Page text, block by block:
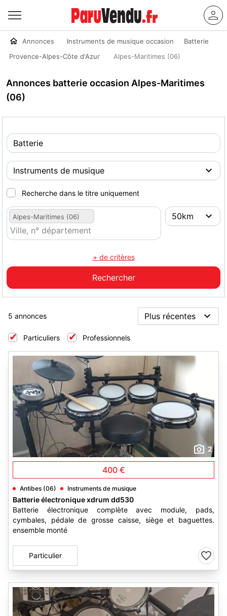
Annonces Instruments de musique occasion
Batterie
Provence-Alpes-Côte d'Azur
Alpes-Maritimes (06)
Annonces batterie occasion Alpes-Maritimes
(06)
Recherche dans le titre uniquement
Alpes-Maritimes (06)
+ de critères
5 annonces
Particuliers Professionnels
2
400 €
Antibes (06) Instruments de musique
Batterie électronique xdrum dd530
Batterie électronique complète avec module, pads,
cymbales, pédale de grosse caisse, siège et baguettes.
ensemble monté
Particulier